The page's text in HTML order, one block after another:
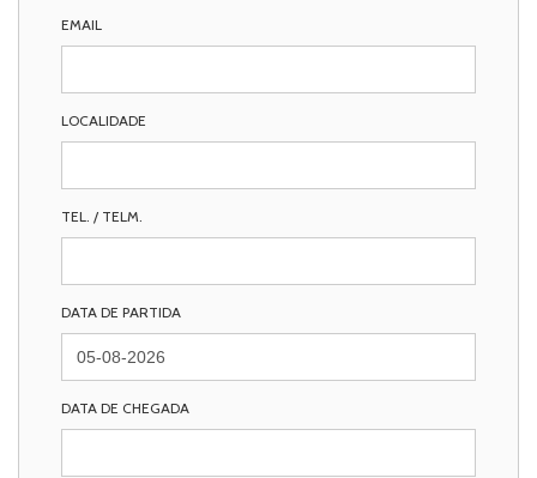
EMAIL
LOCALIDADE
TEL. / TELM.
DATA DE PARTIDA
DATA DE CHEGADA